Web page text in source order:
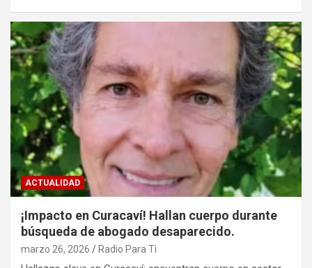
ACTUALIDAD
¡Impacto en Curacaví! Hallan cuerpo durante
búsqueda de abogado desaparecido.
marzo 26, 2026 Radio Para Ti